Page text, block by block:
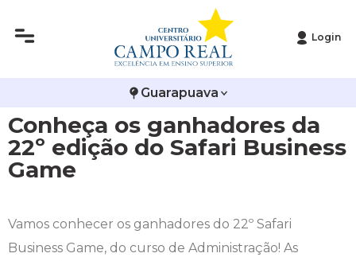
Login
Guarapuava
Conheça os ganhadores da
22º edição do Safari Business
Game
Vamos conhecer os ganhadores do 22º Safari
Business Game, do curso de Administração! As
Infraestrutura
Editais
Publicações Institucionais
Arquitetura e Urbanismo
Biomedicina
Ciências Contábeis
Direito
Vestibular de Inverno
Vestibular de Medicina
2ª Via de Boleto
Atestado de Matrícula
Atividades Complementares e Sociais
Biblioteca
Calendário Acadêmico
Avalie a Campo Real
Bolsas e Incentivos
CPA
COLAP
Comissão de Ética no Uso de Animais